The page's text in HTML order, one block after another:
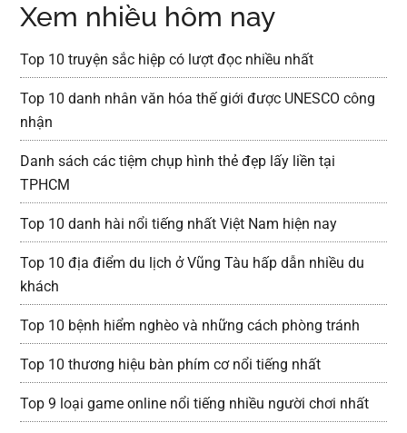
Xem nhiều hôm nay
Top 10 truyện sắc hiệp có lượt đọc nhiều nhất
Top 10 danh nhân văn hóa thế giới được UNESCO công
nhận
Danh sách các tiệm chụp hình thẻ đẹp lấy liền tại
TPHCM
Top 10 danh hài nổi tiếng nhất Việt Nam hiện nay
Top 10 địa điểm du lịch ở Vũng Tàu hấp dẫn nhiều du
khách
Top 10 bệnh hiểm nghèo và những cách phòng tránh
Top 10 thương hiệu bàn phím cơ nổi tiếng nhất
Top 9 loại game online nổi tiếng nhiều người chơi nhất